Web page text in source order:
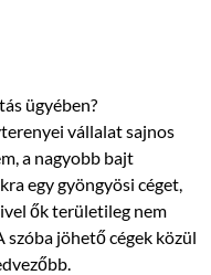
ügyében?
vállalat sajnos
a nagyobb bajt
egy gyöngyösi céget,
ők területileg nem
jöhető cégek közül